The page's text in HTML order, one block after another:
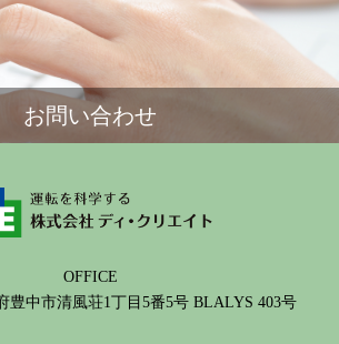
お問い合わせ
OFFICE
豊中市清風荘1丁目5番5号 BLALYS 403号